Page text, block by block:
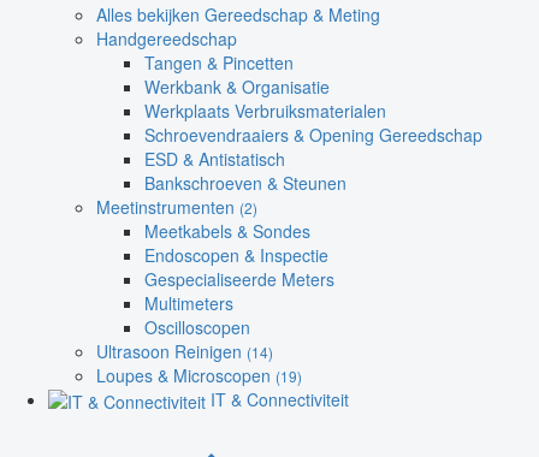
Alles bekijken Gereedschap & Meting
Handgereedschap
Tangen & Pincetten
Werkbank & Organisatie
Werkplaats Verbruiksmaterialen
Schroevendraaiers & Opening Gereedschap
ESD & Antistatisch
Bankschroeven & Steunen
Meetinstrumenten (2)
Meetkabels & Sondes
Endoscopen & Inspectie
Gespecialiseerde Meters
Multimeters
Oscilloscopen
Ultrasoon Reinigen (14)
Loupes & Microscopen (19)
IT & Connectiviteit